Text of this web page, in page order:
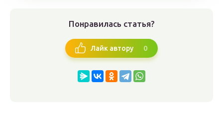
Понравилась статья?
Лайк автору 0